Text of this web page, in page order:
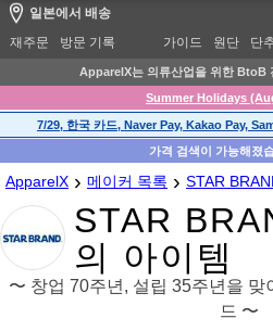
일본에서 배송
재주문
방문 기록 가이드 원단 단
ApparelX는 의류산업을 위한 BtoB
Summer Holidays
7/29, 한국 카드, Naver Pay, Kakao Pay,
가격 검색이 가능해졌
ApparelX › 메이커 목록 › STAR
STAR
의 아이템
〜 창업 70주년, 설립 35주년을 맞
드 〜